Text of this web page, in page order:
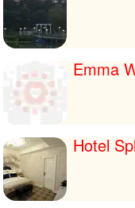
Emma
Hotel